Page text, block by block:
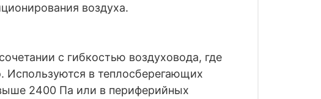
воздуха.
с гибкостью воздуховода, где
в теплосберегающих
2400 Па или в периферийных